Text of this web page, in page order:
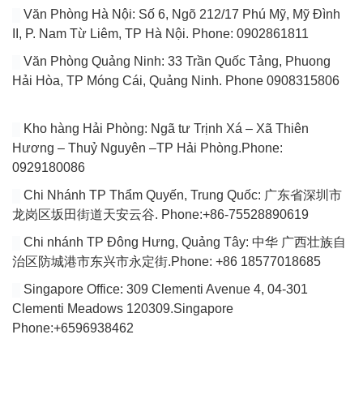
Văn Phòng Hà Nội: Số 6, Ngõ 212/17 Phú Mỹ, Mỹ Đình
II, P. Nam Từ Liêm, TP Hà Nội. Phone: 0902861811
Văn Phòng Quảng Ninh: 33 Trần Quốc Tảng, Phuong
Hải Hòa, TP Móng Cái, Quảng Ninh. Phone 0908315806
Kho hàng Hải Phòng: Ngã tư Trịnh Xá – Xã Thiên
Hương – Thuỷ Nguyên –TP Hải Phòng.Phone:
0929180086
Chi Nhánh TP Thẩm Quyến, Trung Quốc: 广东省深圳市
龙岗区坂田街道天安云谷. Phone:+86-75528890619
Chi nhánh TP Đông Hưng, Quảng Tây: 中华 广西壮族自
治区防城港市东兴市永定街.Phone: +86 18577018685
Singapore Office: 309 Clementi Avenue 4, 04-301
Clementi Meadows 120309.Singapore
Phone:+6596938462